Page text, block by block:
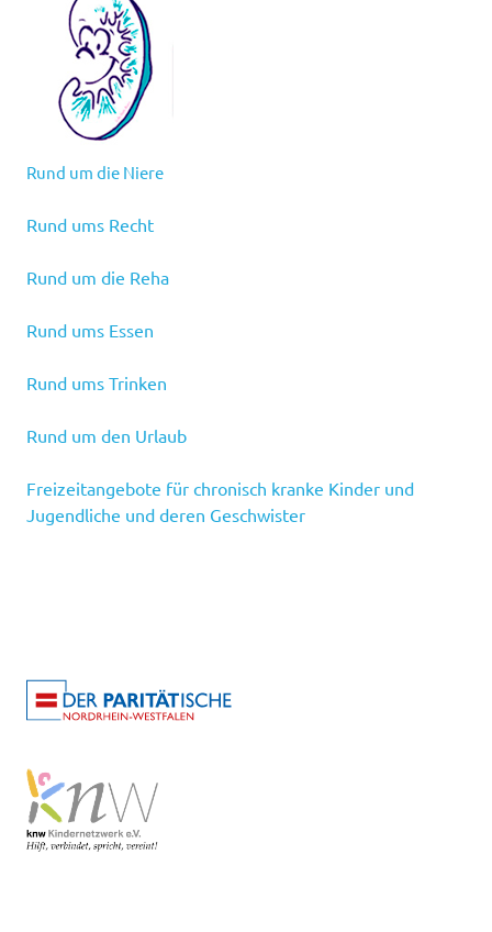
Rund um die Niere
Rund ums Recht
Rund um die Reha
Rund ums Essen
Rund ums Trinken
Rund um den Urlaub
Freizeitangebote für chronisch kranke Kinder und
Jugendliche und deren Geschwister